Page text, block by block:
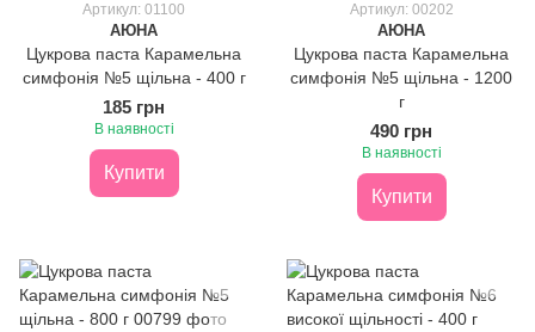
Артикул: 01100
АЮНА
Цукрова паста Карамельна
симфонія №5 щільна - 400 г
185 грн
В наявності
Купити
Артикул: 00202
АЮНА
Цукрова паста Карамельна
симфонія №5 щільна - 1200
г
490 грн
В наявності
Купити